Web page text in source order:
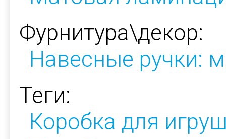
Фурнитура\декор:
Навесные ручки:
Теги:
Коробка для